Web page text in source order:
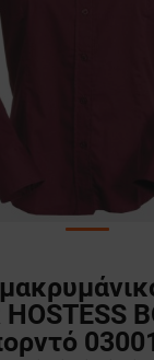
HOSTESS